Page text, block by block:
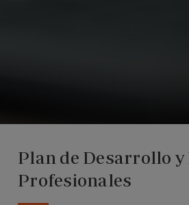
Plan de Desarrollo
Profesionales